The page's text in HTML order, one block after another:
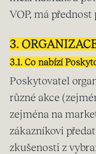
VOP, má
3.
3.1. Co nabízí
Poskytovatel
různé akce
zejména na
zákazníkovi
zkušenosti z